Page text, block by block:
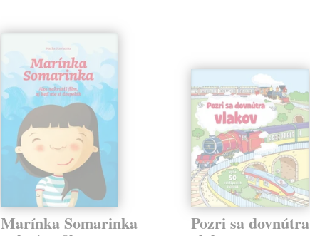
Marínka Somarinka Pozri sa dovnútra